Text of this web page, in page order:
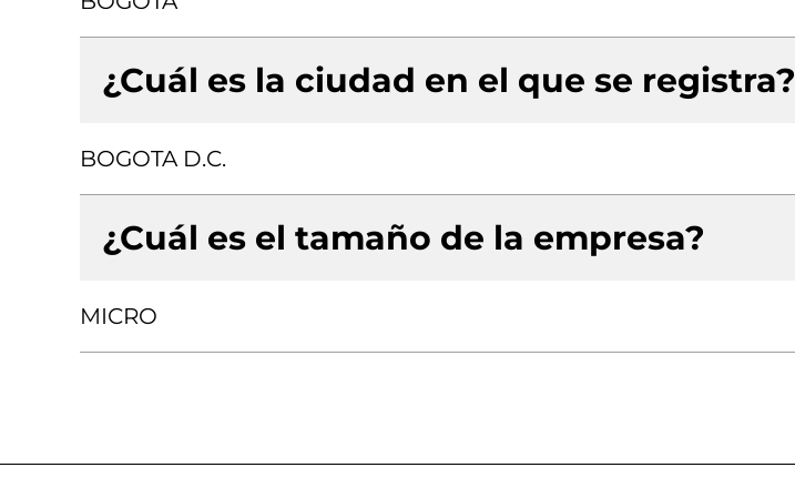
¿Cuál es la ciudad en el que se registra?
BOGOTA D.C.
¿Cuál es el tamaño de la empresa?
MICRO